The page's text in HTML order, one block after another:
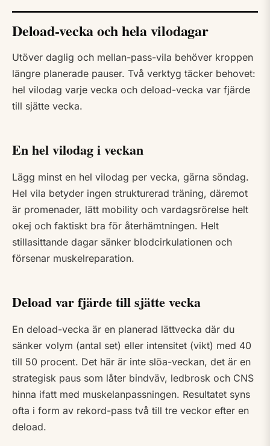
Deload-vecka och hela vilodagar
Utöver daglig och mellan-pass-vila behöver kroppen
längre planerade pauser. Två verktyg täcker behovet:
hel vilodag varje vecka och deload-vecka var fjärde
till sjätte vecka.
En hel vilodag i veckan
Lägg minst en hel vilodag per vecka, gärna söndag.
Hel vila betyder ingen strukturerad träning, däremot
är promenader, lätt mobility och vardagsrörelse helt
okej och faktiskt bra för återhämtningen. Helt
stillasittande dagar sänker blodcirkulationen och
försenar muskelreparation.
Deload var fjärde till sjätte vecka
En deload-vecka är en planerad lättvecka där du
sänker volym (antal set) eller intensitet (vikt) med 40
till 50 procent. Det här är inte slöa-veckan, det är en
strategisk paus som låter bindväv, ledbrosk och CNS
hinna ifatt med muskelanpassningen. Resultatet syns
ofta i form av rekord-pass två till tre veckor efter en
deload.